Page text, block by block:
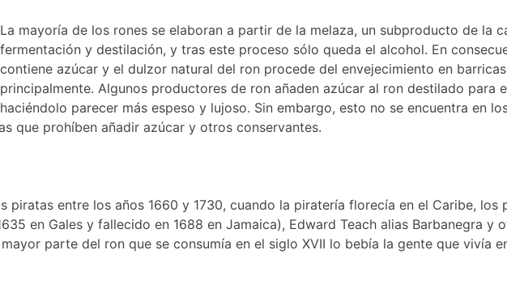
La mayoría de los rones se elaboran a partir de la melaza, un subproducto de la
fermentación y destilación, y tras este proceso sólo queda el alcohol. En
contiene azúcar y el dulzor natural del ron procede del envejecimiento en
principalmente. Algunos productores de ron añaden azúcar al ron destilado para
haciéndolo parecer más espeso y lujoso. Sin embargo, esto no se encuentra en
que prohíben añadir azúcar y otros conservantes.
piratas entre los años 1660 y 1730, cuando la piratería florecía en el Caribe, los
en Gales y fallecido en 1688 en Jamaica), Edward Teach alias Barbanegra
parte del ron que se consumía en el siglo XVII lo bebía la gente que vivía